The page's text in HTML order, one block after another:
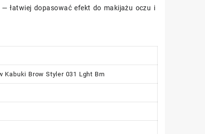
łatwiej dopasować efekt do makijażu oczu i
Kabuki Brow Styler 031 Lght Brn